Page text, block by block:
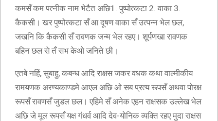
कमसँ कम पत्नीक नाम भेटैत अछि1. पुष्पोत्कटा 2. वाका 3.
कैकसी। खर पुष्पोत्कटा सँ आ दूषण वाका सँ उत्पन्न भेल छल,
जखनि कि कैकसी सँ रावणक जन्म भेल रहए। शूर्पणखा रावणक
बहिन छल से तँ सभ केओ जनिते छी।
एतबे नहिं, सुबाहु, कबन्ध आदि राक्षस जकर वधक कथा वाल्मीकीय
रामयणक अरण्यकाण्डमे आएल अछि ओ सब प्रत्य रूपसँ अथवा पोरक्ष
रूपसँ रावणसँ जुडल छल। एहिमे सँ अनेक एहन राक्षसक उल्लेख भेल
अछि जे मूल रूपसँ यक्ष गंधर्व आदि देव-योनिक व्यक्ति रहए मुदा राक्षस